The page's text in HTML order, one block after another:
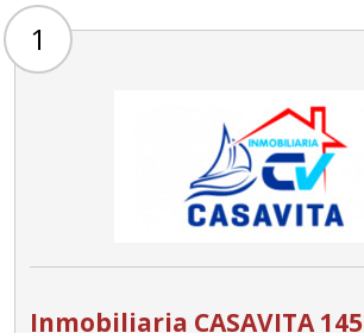
1
Inmobiliaria CASAVITA 145